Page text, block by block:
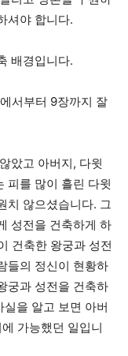
셔야 합니다.
배경입니다.
서부터 9장까지 잘
았고 아버지, 다윗
피를 많이 흘린 다윗
치 않으셨습니다. 그
성전을 건축하게 하
건축한 왕궁과 성전
들의 정신이 현황하
궁과 성전을 건축하
을 알고 보면 아버
가능했던 일입니